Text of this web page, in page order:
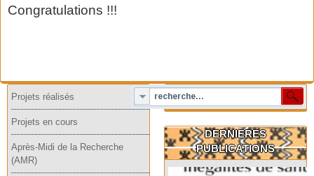
Congratulations !!!
Projets réalisés
Projets en cours
Après-Midi de la Recherche
(AMR)
DERNIERES
PUBLICATIONS